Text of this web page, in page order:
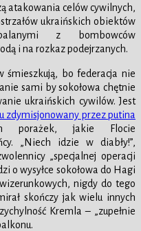
atakowania celów cywilnych,
ukraińskich obiektów
z bombowców
i na rozkaz podejrzanych.
śmieszkują, bo federacja nie
sami by sokołowa chętnie
ukraińskich cywilów. Jest
zdymisjonowany przez putina
porażek, jakie Flocie
„Niech idzie w diabły!”,
„specjalnej operacji
o wysyłce sokołowa do Hagi
nigdy do tego
skończy jak wielu innych
Kremla – „zupełnie